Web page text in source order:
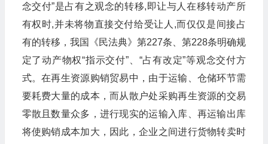
念交付”是占有之观念的转移,即让与人在移转动产所
有权时,并未将物直接交付给受让人,而仅仅是间接占
有的转移，我国《民法典》第227条、第228条明确规
定了动产物权“指示交付”、“占有改定”等观念交付方
式。在再生资源购销贸易中，由于运输、仓储环节需
要耗费大量的成本，而从散户处采购再生资源的交易
零散且数量众多，进行现实的运输入库、再运输出库
将使购销成本加大，因此，企业之间进行货物转卖时